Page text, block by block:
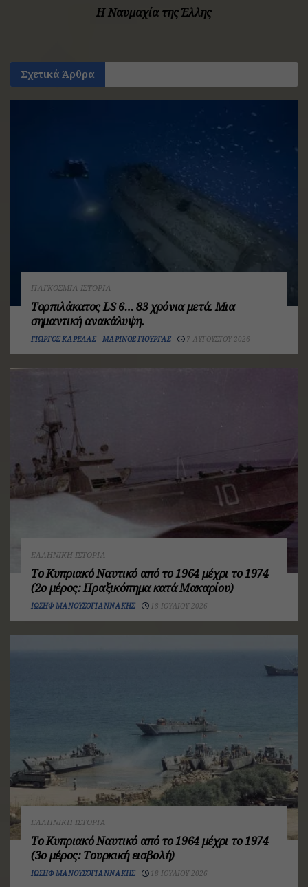
Η Ναυμαχία της Έλλης
Σχετικά Άρθρα
ΠΑΓΚΌΣΜΙΑ ΙΣΤΟΡΊΑ
Τορπιλάκατος LS 6… 83 χρόνια μετά. Mια
σημαντική ανακάλυψη.
ΓΙΏΡΓΟΣ ΚΑΡΈΛΑΣ ΜΑΡΊΝΟΣ ΓΙΟΎΡΓΑΣ 7 ΑΥΓΟΎΣΤΟΥ 2026
ΕΛΛΗΝΙΚΉ ΙΣΤΟΡΊΑ
Το Κυπριακό Ναυτικό από το 1964 μέχρι το 1974
(2ο μέρος: Πραξικόπημα κατά Μακαρίου)
ΙΩΣΉΦ ΜΑΝΟΥΣΟΓΙΑΝΝΆΚΗΣ 18 ΙΟΥΛΊΟΥ 2026
ΕΛΛΗΝΙΚΉ ΙΣΤΟΡΊΑ
Το Κυπριακό Ναυτικό από το 1964 μέχρι το 1974
(3ο μέρος: Τουρκική εισβολή)
ΙΩΣΉΦ ΜΑΝΟΥΣΟΓΙΑΝΝΆΚΗΣ 18 ΙΟΥΛΊΟΥ 2026